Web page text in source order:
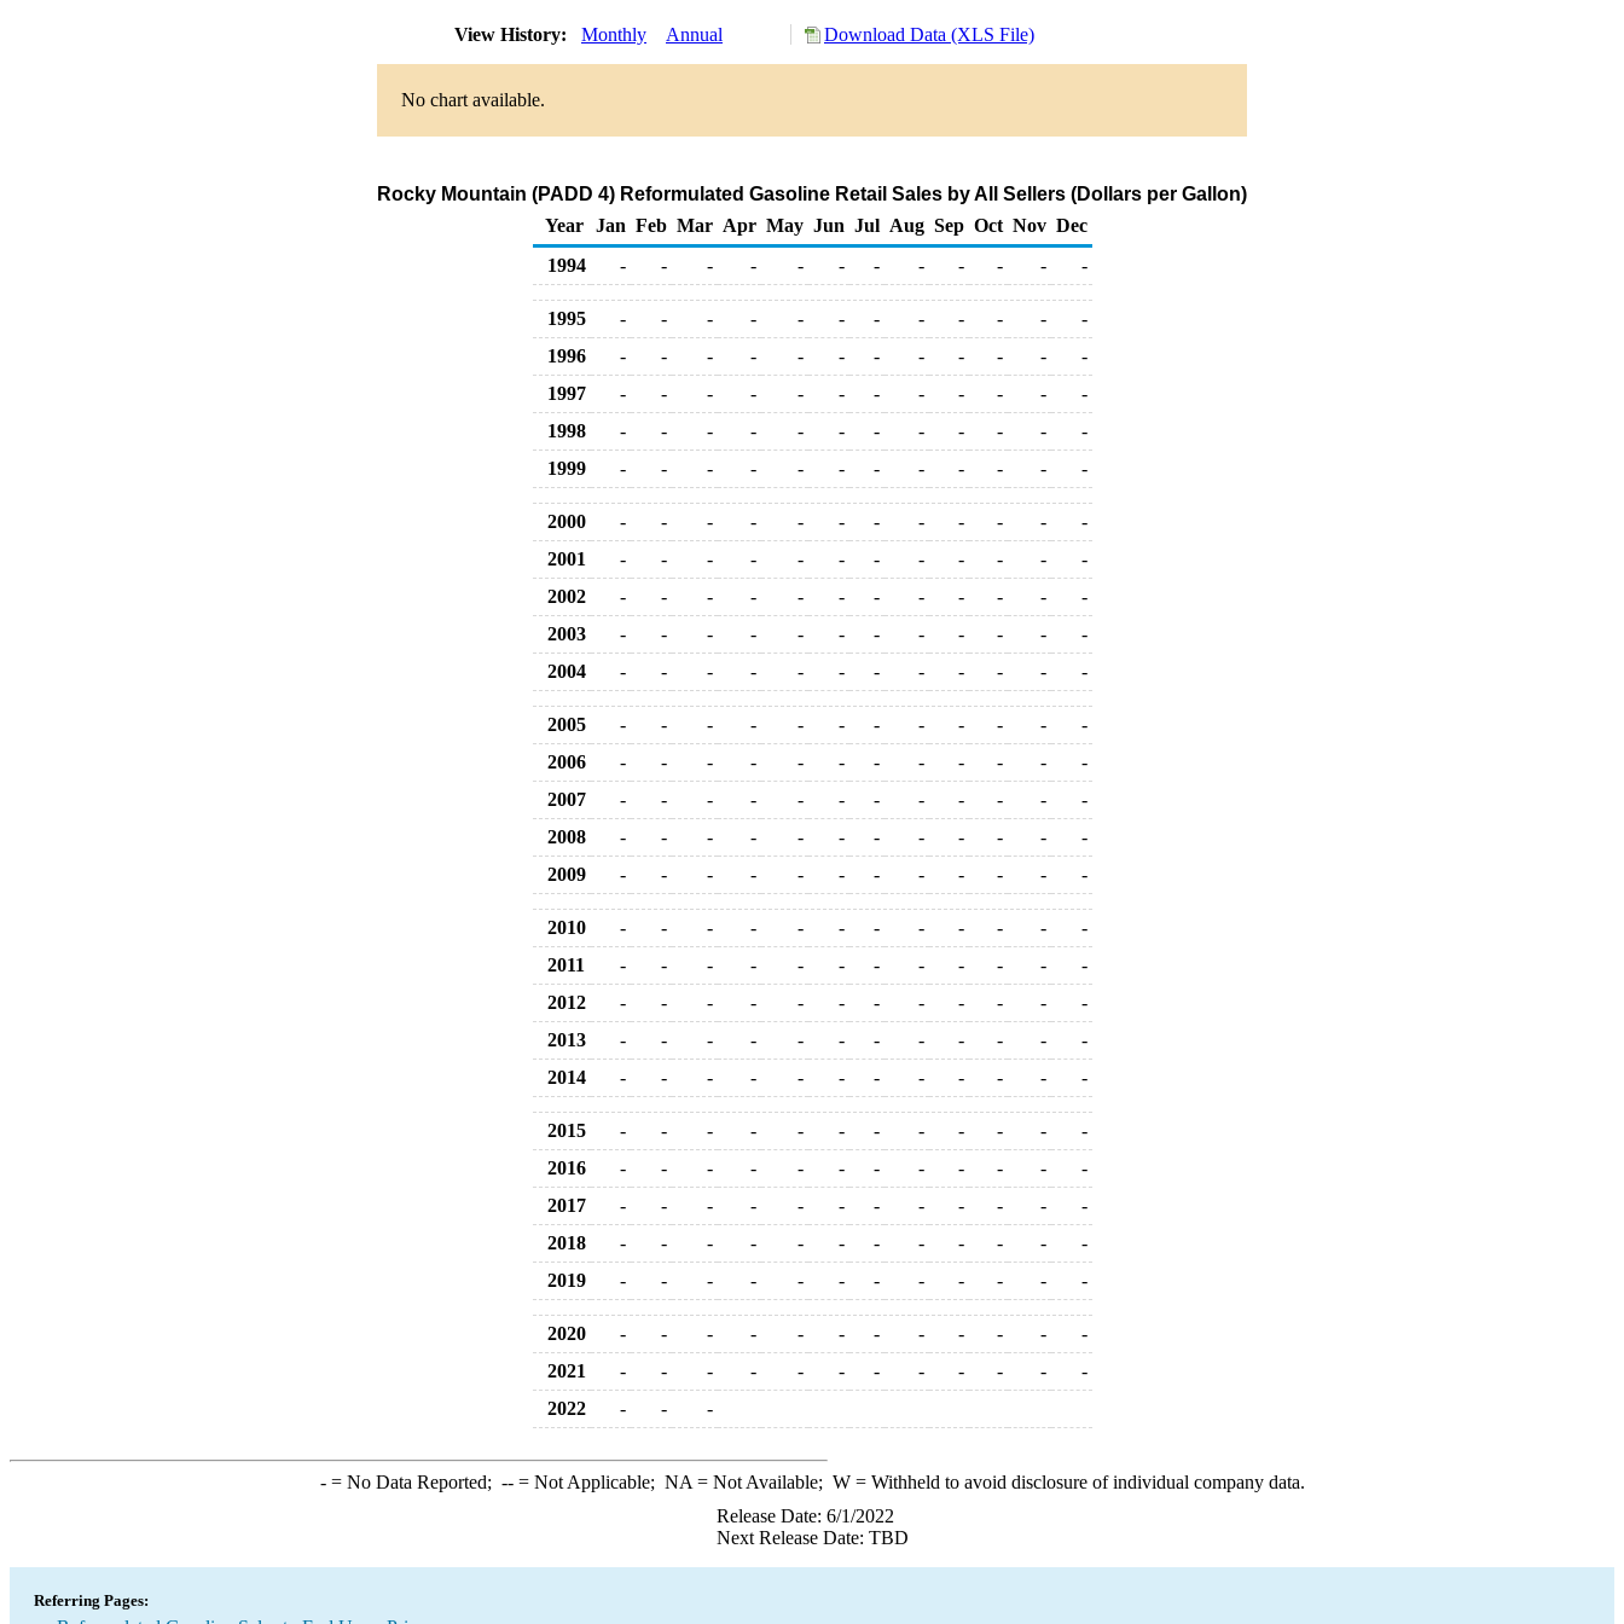
View History: Monthly Annual Download Data (XLS File)
No chart available.
Rocky Mountain (PADD 4) Reformulated Gasoline Retail Sales by All Sellers (Dollars per Gallon)
Year
Jan Feb Mar Apr May Jun Jul Aug Sep Oct Nov Dec
1994
- - - - - - - - - - - -
1995 - - - - - - - - - - -
-
1996
- - - - - - - - - - -
-
1997
- - - - - - - - - - -
-
1998
- - - - - - - - - - -
-
1999
- - - - - - - - - - - -
2000 - - - - - - - - - - -
-
2001
- - - - - - - - - - -
-
2002
- - - - - - - - - - -
-
2003
- - - - - - - - - - -
-
2004
- - - - - - - - - - - -
2005 - - - - - - - - - - -
-
2006
- - - - - - - - - - -
-
2007
- - - - - - - - - - -
-
2008
- - - - - - - - - - -
-
2009
- - - - - - - - - - - -
2010 - - - - - - - - - - -
-
2011
- - - - - - - - - - -
-
2012
- - - - - - - - - - -
-
2013
- - - - - - - - - - -
-
2014
- - - - - - - - - - - -
2015 - - - - - - - - - - -
-
2016
- - - - - - - - - - -
-
2017
- - - - - - - - - - -
-
2018
- - - - - - - - - - -
-
2019
- - - - - - - - - - - -
2020 - - - - - - - - - - -
-
2021
- - - - - - - - - - -
-
2022
- - -
-= No Data Reported; --= Not Applicable; NA = Not Available; W= Withheld to avoid disclosure of individual company data.
Release Date: 6/1/2022
Next Release Date: TBD
Referring Pages: